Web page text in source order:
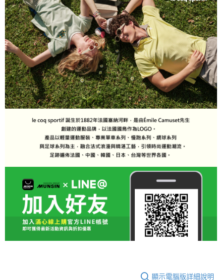
顯示電腦版詳細說明